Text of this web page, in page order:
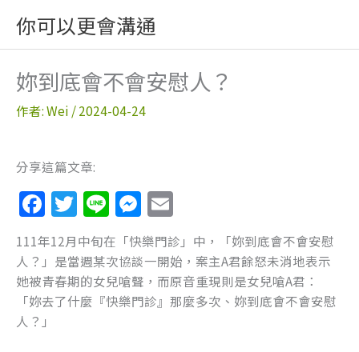
主
你可以更會溝通
妳到底會不會安慰人？
作者:Wei /2024-04-24
分享這篇文章:
F
a
c
e
b
o
T
w
itt
er
Li
n
e
M
e
ss
e
n
m
ai
l
111年12月中旬在「快樂門診」中，「妳到底會不會安慰
人？」是當週某次協談一開始，案主A君餘怒未消地表示
她被青春期的女兒嗆聲，而原音重現則是女兒嗆A君：
「妳去了什麼『快樂門診』那麼多次、妳到底會不會安慰
人？」